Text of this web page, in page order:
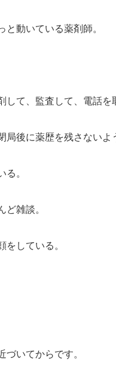
動いている薬剤師。
て、監査して、電話を
後に薬歴を残さないよ
。
雑談。
している。
いてからです。